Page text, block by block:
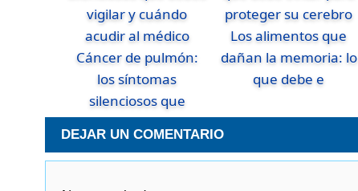
Cáncer de pulmón:
los síntomas
silenciosos que
Los alimentos que
dañan la memoria: lo
que debe e
DEJAR UN COMENTARIO